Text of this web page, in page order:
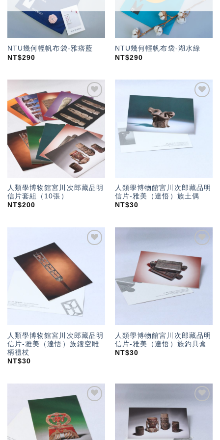
NTU幾何輕帆布袋-雅痞藍
NT$290
NTU幾何輕帆布袋-湖水綠
NT$290
加入
「願
望輕
單」
人類學博物館宮川次郎藏品明
信片套組（10張）
NT$200
人類學博物館宮川次郎藏品明
信片-雅美（達悟）族土偶
NT$30
人類學博物館宮川次郎藏品明
信片-雅美（達悟）族鏤空雕
柄禮杖
NT$30
「願
望輕
單」
人類學博物館宮川次郎藏品明
信片-雅美（達悟）族釣具盒
NT$30
單」